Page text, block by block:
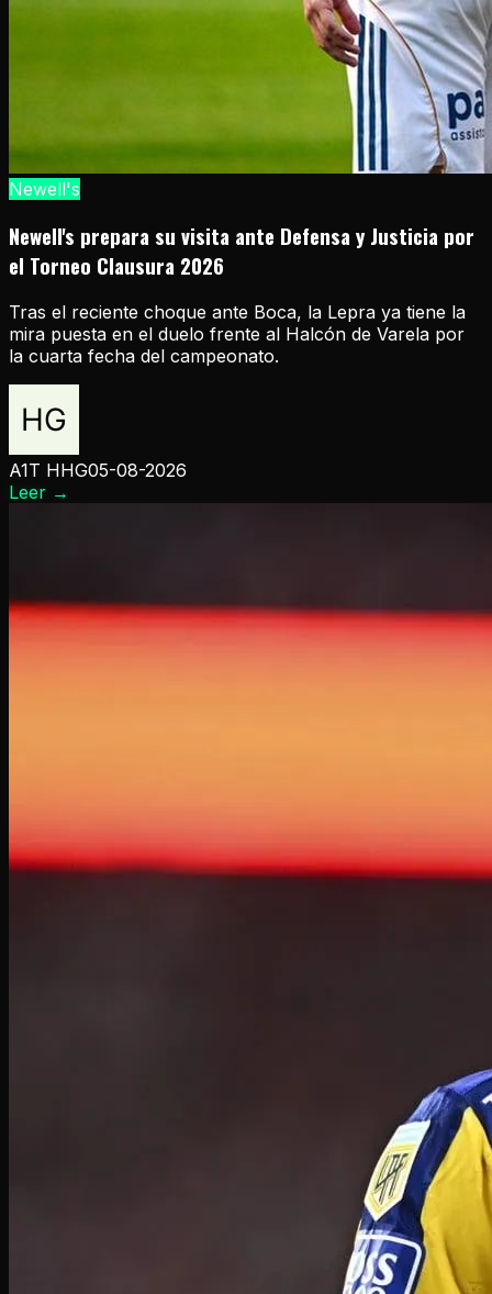
Newell's
Newell's prepara su visita ante Defensa y Justicia por
el Torneo Clausura 2026
Tras el reciente choque ante Boca, la Lepra ya tiene la
mira puesta en el duelo frente al Halcón de Varela por
la cuarta fecha del campeonato.
A1T HHG05-08-2026
Leer →